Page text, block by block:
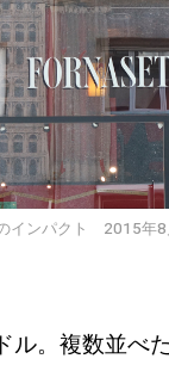
インパクト 2015年8
。複数並べ